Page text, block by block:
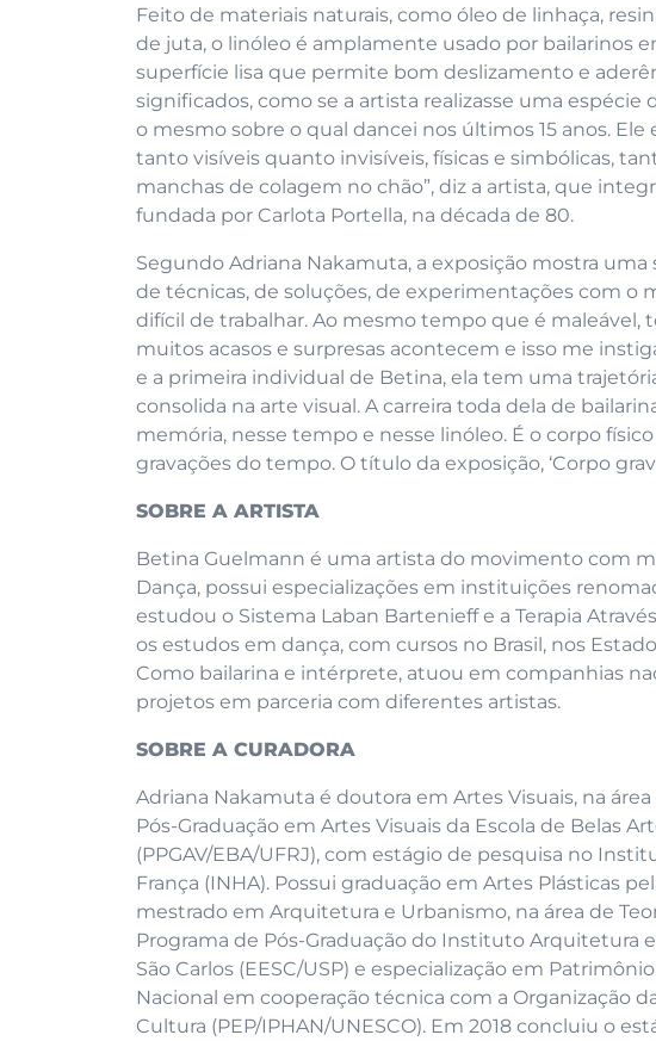
Feito de materiais naturais, como óleo de linhaça,
de juta, o linóleo é amplamente usado por bailarinos
superfície lisa que permite bom deslizamento e
significados, como se a artista realizasse uma espécie
o mesmo sobre o qual dancei nos últimos 15 anos.
tanto visíveis quanto invisíveis, físicas e simbólicas,
manchas de colagem no chão”, diz a artista, que
fundada por Carlota Portella, na década de 80.
Segundo Adriana Nakamuta, a exposição mostra
de técnicas, de soluções, de experimentações com o
difícil de trabalhar. Ao mesmo tempo que é maleável,
muitos acasos e surpresas acontecem e isso me
e a primeira individual de Betina, ela tem uma
consolida na arte visual. A carreira toda dela de
memória, nesse tempo e nesse linóleo. É o corpo
gravações do tempo. O título da exposição, ‘Corpo
SOBRE A ARTISTA
Betina Guelmann é uma artista do movimento com
Dança, possui especializações em instituições
estudou o Sistema Laban Bartenieff e a Terapia
os estudos em dança, com cursos no Brasil, nos
Como bailarina e intérprete, atuou em companhias
projetos em parceria com diferentes artistas.
SOBRE A CURADORA
Adriana Nakamuta é doutora em Artes Visuais, na
Pós-Graduação em Artes Visuais da Escola de Belas
(PPGAV/EBA/UFRJ), com estágio de pesquisa no
França (INHA). Possui graduação em Artes Plásticas
mestrado em Arquitetura e Urbanismo, na área de
Programa de Pós-Graduação do Instituto Arquitetura
São Carlos (EESC/USP) e especialização em
Nacional em cooperação técnica com a Organização
Cultura (PEP/IPHAN/UNESCO). Em 2018 concluiu o